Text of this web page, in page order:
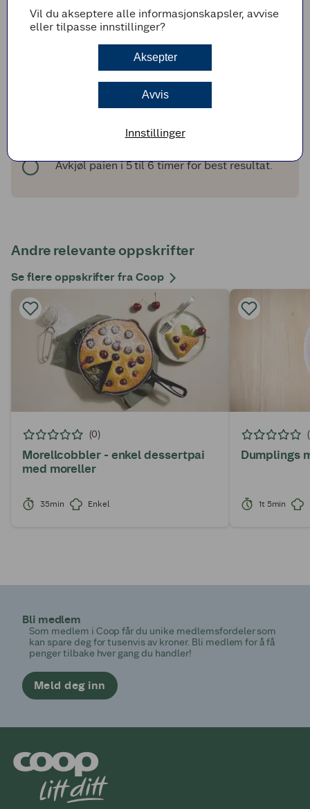
Rull ut den ferdige paideigen eller bak
paideigen selv. Trykk paideigen utover bunn
og kanter i en smurt paiform (26 cm). Sett
kaldt i en halvtime.
Pisk sammen sirup, sukker, vanilje, egg, salt
og smør til en jevn røre. Ha i hakkede
Ha fyllet i paideigen og pynt med hele
Bak den i ovnen i ca. 50 minutter.
Avkjøl paien i 5 til 6 timer for best resultat.
Andre relevante oppskrifter
Se flere oppskrifter fra Coop
(0)
Morellcobbler - enkel dessertpai
med moreller
35min Enkel
Dumplings
1t 5min
Bli medlem
Som medlem i Coop får du unike medlemsfordeler som
kan spare deg for tusenvis av kroner. Bli medlem for å få
penger tilbake hver gang du handler!
Meld deg inn
Vil du akseptere alle informasjonskapsler, avvise
eller tilpasse innstillinger?
Aksepter
Avvis
Innstillinger